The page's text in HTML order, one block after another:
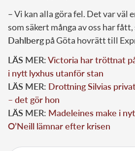
– Vi kan alla göra fel. Det var väl
som säkert många av oss har fått,
Dahlbergpå Göta hovrätt till
LÄS MER:Victoria har tröttnat
i nytt lyxhus utanför stan
LÄS MER: Drottning Silvias
– det gör hon
LÄS MER: Madeleines make i
O’Neill lämnar efter krisen